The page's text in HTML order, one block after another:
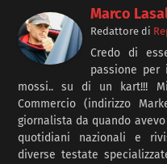
Marco
Redattore di
Credo di
passione
mossi.. su di un kart!!!
Commercio (indirizzo
giornalista da quando
quotidiani nazionali e
diverse testate